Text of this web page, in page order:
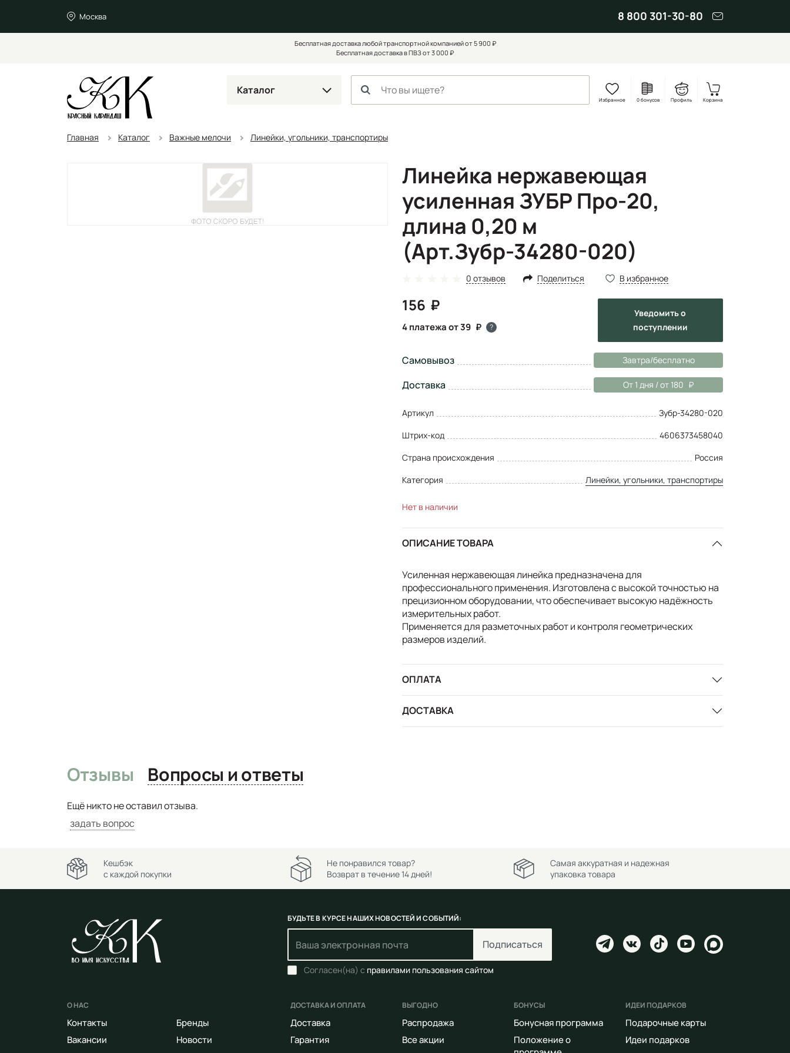
Москва 8 800 301-30-80
Бесплатная доставка любой транспортной компанией от 5 900 ₽
Бесплатная доставка в ПВЗ от 3 000 ₽
Каталог
Избранное 0 бонусов Профиль Корзина
Главная Каталог Важные мелочи Линейки, угольники, транспортиры
Линейка нержавеющая
усиленная ЗУБР Про-20,
длина 0,20 м
(Арт.Зубр-34280-020)
0 отзывов Поделиться В избранное
156
4 платежа от 39 ?
Уведомитьо
поступлении
Самовывоз Завтра/бесплатно
Доставка От 1 дня / от 180
Артикул
Зубр-34280-020
Штрих-код
4606373458040
Страна происхождения
Россия
Категория
Линейки, угольники, транспортиры
Нет в наличии
ОПИСАНИЕ ТОВАРА
Усиленная нержавеющая линейка предназначена для
профессионального применения. Изготовлена с высокой точностью на
прецизионном оборудовании, что обеспечивает высокую надёжность
измерительных работ.
Применяется для разметочных работ и контроля геометрических
размеров изделий.
ОПЛАТА
ДОСТАВКА
Отзывы Вопросы и ответы
Ещё никто не оставил отзыва.
задать вопрос
Кешбэк
с каждой покупки
Не понравился товар?
Возврат в течение 14 дней!
Самая аккуратная и надежная
упаковка товара
БУДЬТЕ В КУРСЕ НАШИХ НОВОСТЕЙ И СОБЫТИЙ:
Подписаться
Согласен(на) с правилами пользования сайтом
О НАС
Контакты
Вакансии
Бренды
Новости
ДОСТАВКА И ОПЛАТА
Доставка
Гарантия
ВЫГОДНО
Распродажа
Все акции
БОНУСЫ
Бонусная программа
Положение о
ИДЕИ ПОДАРКОВ
Подарочные карты
Идеи подарков